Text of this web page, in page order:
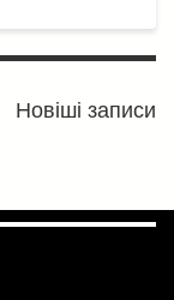
Новіші записи